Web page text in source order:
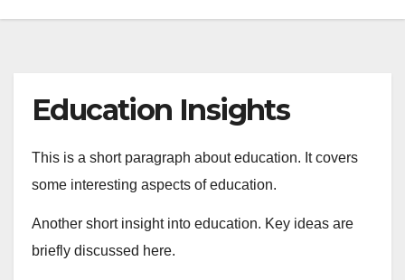
Education Insights
This is a short paragraph about education. It covers
some interesting aspects of education.
Another short insight into education. Key ideas are
briefly discussed here.